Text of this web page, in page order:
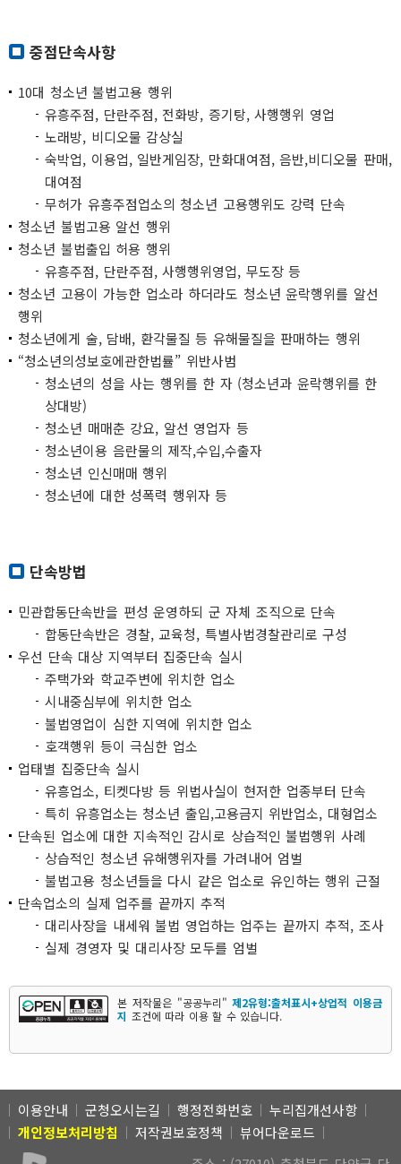
중점단속사항
10대 청소년 불법고용 행위
유흥주점, 단란주점, 전화방, 증기탕, 사행행위 영업
노래방, 비디오물 감상실
숙박업, 이용업, 일반게임장, 만화대여점, 음반,비디오물 판매,
대여점
무허가 유흥주점업소의 청소년 고용행위도 강력 단속
청소년 불법고용 알선 행위
청소년 불법출입 허용 행위
유흥주점, 단란주점, 사행행위영업, 무도장 등
청소년 고용이 가능한 업소라 하더라도 청소년 윤락행위를 알선
행위
청소년에게 술, 담배, 환각물질 등 유해물질을 판매하는 행위
“청소년의성보호에관한법률” 위반사범
청소년의 성을 사는 행위를 한 자 (청소년과 윤락행위를 한
상대방)
청소년 매매춘 강요, 알선 영업자 등
청소년이용 음란물의 제작,수입,수출자
청소년 인신매매 행위
청소년에 대한 성폭력 행위자 등
단속방법
민관합동단속반을 편성 운영하되 군 자체 조직으로 단속
합동단속반은 경찰, 교육청, 특별사법경찰관리로 구성
우선 단속 대상 지역부터 집중단속 실시
주택가와 학교주변에 위치한 업소
시내중심부에 위치한 업소
불법영업이 심한 지역에 위치한 업소
호객행위 등이 극심한 업소
업태별 집중단속 실시
유흥업소, 티켓다방 등 위법사실이 현저한 업종부터 단속
특히 유흥업소는 청소년 출입,고용금지 위반업소, 대형업소
단속된 업소에 대한 지속적인 감시로 상습적인 불법행위 사례
상습적인 청소년 유해행위자를 가려내어 엄벌
불법고용 청소년들을 다시 같은 업소로 유인하는 행위 근절
단속업소의 실제 업주를 끝까지 추적
대리사장을 내세워 불법 영업하는 업주는 끝까지 추적, 조사
실제 경영자 및 대리사장 모두를 엄벌
본 저작물은 "공공누리"제2유형:출처표시+상업적 이용금
지 조건에 따라 이용 할 수 있습니다.
이용안내 군청오시는길 행정전화번호
누리집개선사항
개인정보처리방침
저작권보호정책
뷰어다운로드